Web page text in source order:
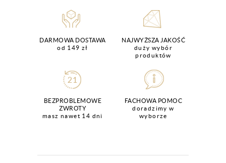
DARMOWA DOSTAWA
od 149 zł
NAJWYŻSZA JAKOŚĆ
duży wybór
produktów
BEZPROBLEMOWE
ZWROTY
masz nawet 14 dni
FACHOWA POMOC
doradzimy w
wyborze